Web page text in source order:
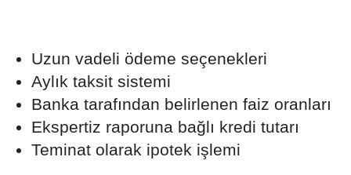
Uzun vadeli ödeme seçenekleri
Aylık taksit sistemi
Banka tarafından belirlenen faiz oranları
Ekspertiz raporuna bağlı kredi tutarı
Teminat olarak ipotek işlemi